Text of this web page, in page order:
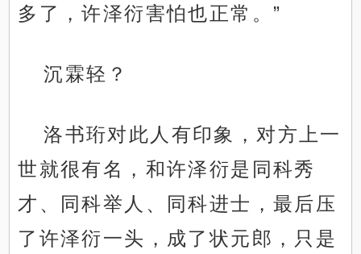
多了，许泽衍害怕也正常。”
沉霖轻？
洛书珩对此人有印象，对方上一
世就很有名，和许泽衍是同科秀
才、同科举人、同科进士，最后压
了许泽衍一头，成了状元郎，只是